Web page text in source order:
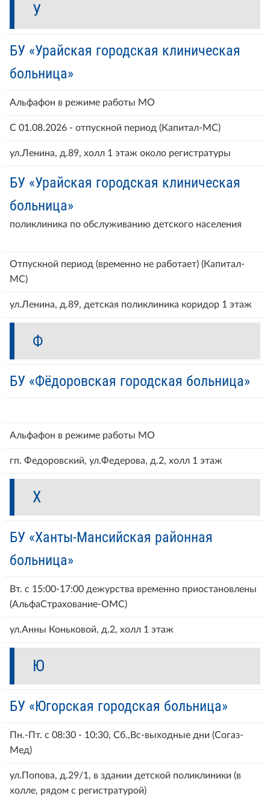
У
БУ «Урайская городская клиническая
больница»
Альфафон в режиме работы МО
С 01.08.2026 - отпускной период (Капитал-МС)
ул.Ленина, д.89, холл 1 этаж около регистратуры
БУ «Урайская городская клиническая
больница»
поликлиника по обслуживанию детского населения
Отпускной период (временно не работает) (Капитал-
МС)
ул.Ленина, д.89, детская поликлиника коридор 1 этаж
Ф
БУ «Фёдоровская городская больница»
Альфафон в режиме работы МО
гп. Федоровский, ул.Федерова, д.2, холл 1 этаж
Х
БУ «Ханты-Мансийская районная
больница»
Вт. с 15:00-17:00 дежурства временно приостановлены
(АльфаСтрахование-ОМС)
ул.Анны Коньковой, д.2, холл 1 этаж
Ю
БУ «Югорская городская больница»
Пн.-Пт. с 08:30 - 10:30, Сб.,Вс-выходные дни (Согаз-
Мед)
ул.Попова, д.29/1, в здании детской поликлиники (в
холле, рядом с регистратурой)